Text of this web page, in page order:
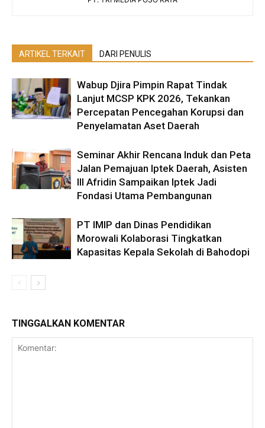
ARTIKEL TERKAIT DARI PENULIS
Wabup Djira Pimpin Rapat Tindak
Lanjut MCSP KPK 2026, Tekankan
Percepatan Pencegahan Korupsi dan
Penyelamatan Aset Daerah
Seminar Akhir Rencana Induk dan Peta
Jalan Pemajuan Iptek Daerah, Asisten
III Afridin Sampaikan Iptek Jadi
Fondasi Utama Pembangunan
PT IMIP dan Dinas Pendidikan
Morowali Kolaborasi Tingkatkan
Kapasitas Kepala Sekolah di Bahodopi
TINGGALKAN KOMENTAR